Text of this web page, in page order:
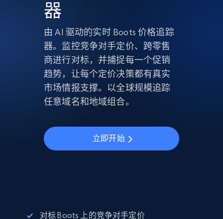
器
由 AI 驱动的实时 Boots 价格追踪
器。监控竞争对手定价、跨零售
商进行对标，并捕捉每一个促销
趋势，让每个定价决策都有真实
市场情报支撑。以全球规模追踪
任意域名和地域组合。
立即开始
对标 Boots 上的竞争对手定价